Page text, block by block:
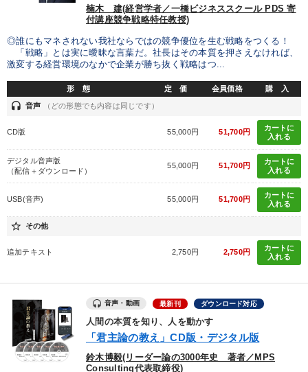
楠木 建(経営学者／一橋ビジネススクール PDS 寄
付講座競争戦略特任教授)
◎誰にもマネされない我社ならではの競争優位を生む戦略をつくる！
「戦略」とは実に曖昧な言葉だ。社長はその本質を押さえなければ、
激変する経営環境のなかで企業が勝ち抜く戦略はつ...
形 態 定 価 会員価格 購 入
headset 音声 （どの形態でも内容は同じです）
CD版 55,000円 51,700円
カートに
入れる
デジタル音声版
（配信＋ダウンロード）
55,000円 51,700円
カートに
入れる
USB(音声) 55,000円 51,700円
カートに
入れる
star_border その他
追加テキスト 2,750円 2,750円
カートに
入れる
音声・動画 最新刊 ダウンロード対応
人間の本質を知り、人を動かす
「君主論の教え」CD版・デジタル版
鈴木博毅(リーダー論の3000年史 著者／MPS
Consulting代表取締役)